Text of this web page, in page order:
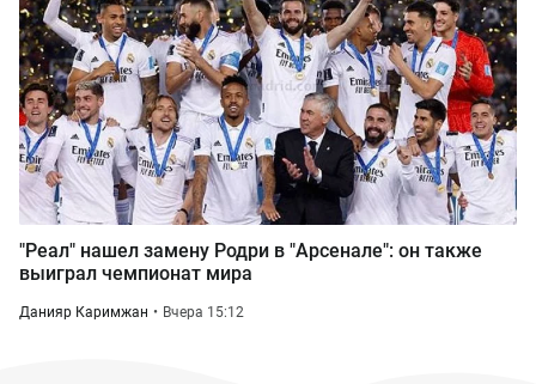
"Реал" нашел замену Родри в "Арсенале": он также
выиграл чемпионат мира
Данияр Каримжан Вчера 15:12